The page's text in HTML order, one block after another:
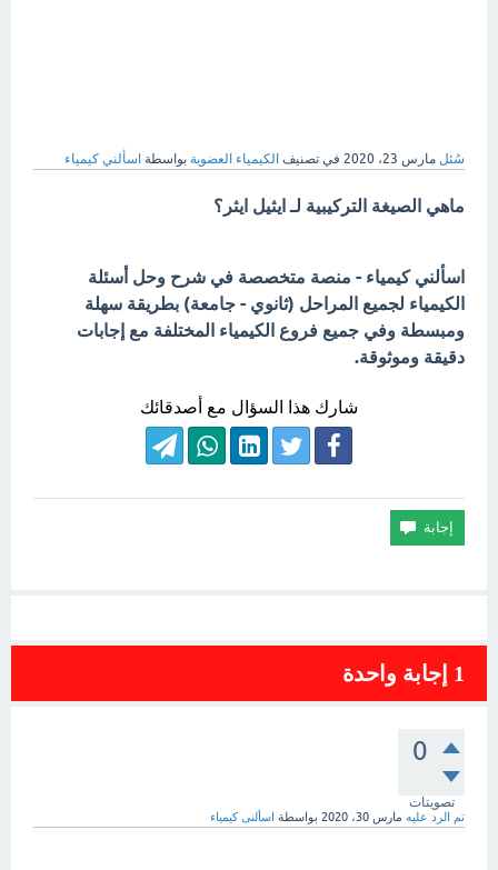
سُئل مارس 23، 2020 في تصنيف الكيمياء العضوية بواسطة اسألني كيمياء
ماهي الصيغة التركيبية لـ ايثيل ايثر؟
اسألني كيمياء - منصة متخصصة في شرح وحل أسئلة
الكيمياء لجميع المراحل (ثانوي - جامعة) بطريقة سهلة
ومبسطة وفي جميع فروع الكيمياء المختلفة مع إجابات
دقيقة وموثوقة.
شارك هذا السؤال مع أصدقائك
1 إجابة واحدة
0
تصويتات
تم الرد عليه مارس 30، 2020 بواسطة اسألنى كيمياء